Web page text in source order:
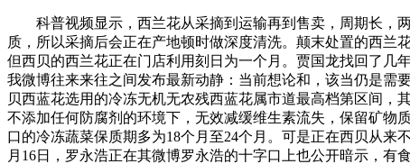
科普视频显示，西兰花从采摘到运输再到售卖，周期长，两
质，所以采摘后会正在产地顿时做深度清洗。颠末处置的西兰
但西贝的西兰花正在门店利用刻日为一个月。贾国龙找回了几
我微博往来来往之间发布最新动静：当前想论和，该当仍是需
贝西蓝花选用的冷冻无机无农残西蓝花属市道最高档第区间，
不添加任何防腐剂的环境下，无效减缓维生素流失，保留矿物
口的冷冻蔬菜保质期多为18个月至24个月。可是正在西贝从
月16日，罗永浩正在其微博罗永浩的十字口上也公开暗示，有